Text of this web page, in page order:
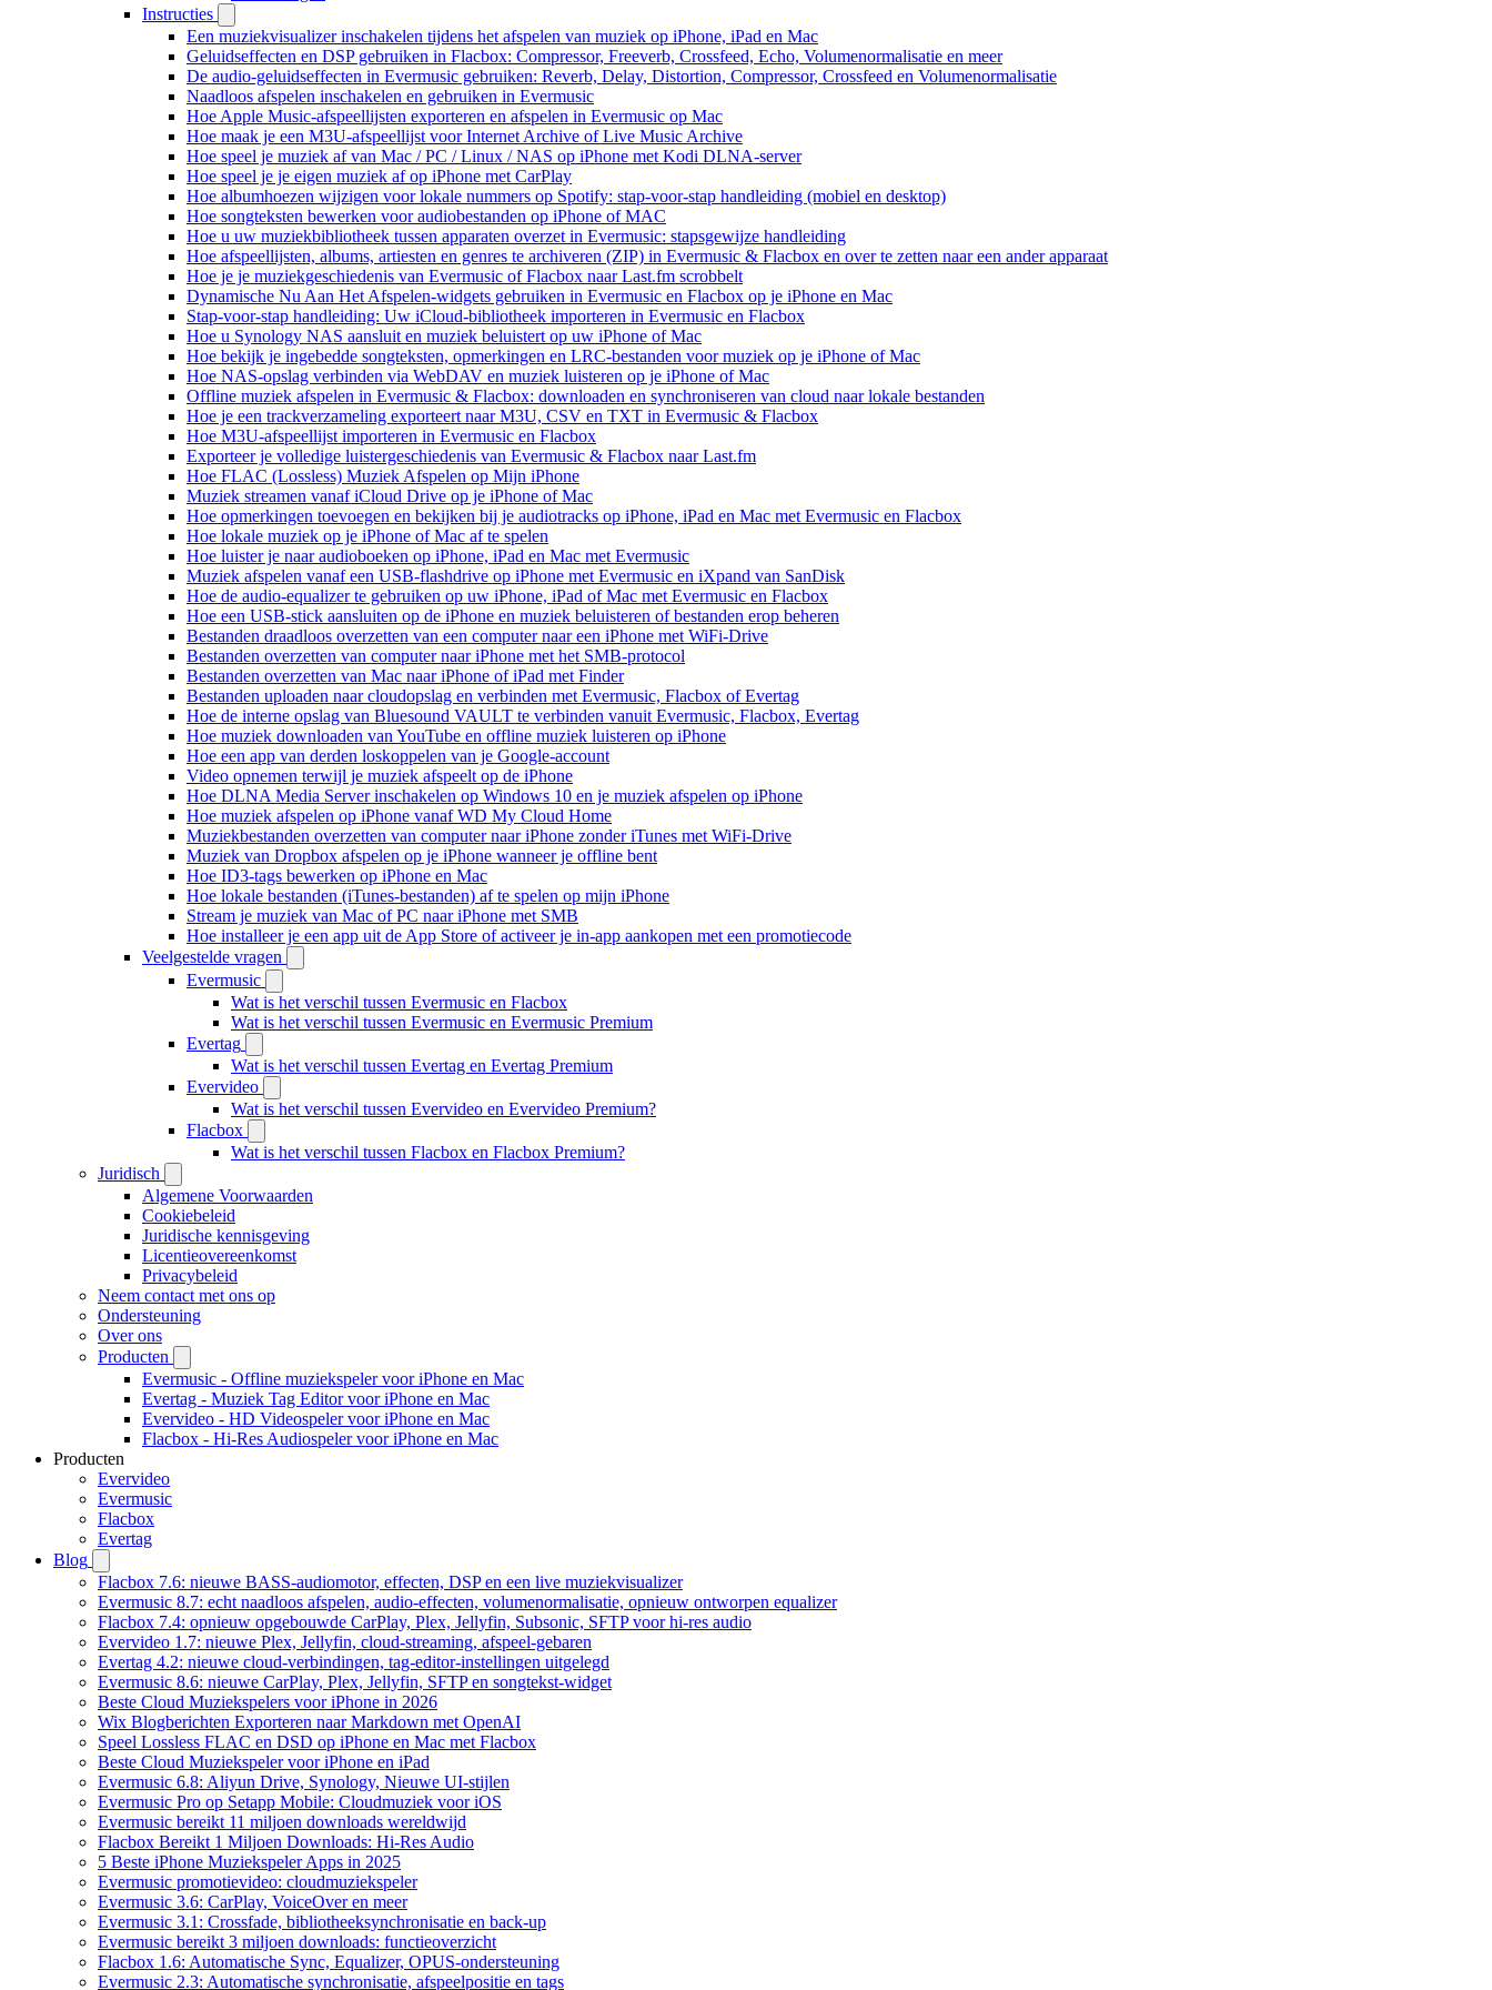
Instructies
Een muziekvisualizer inschakelen tijdens het afspelen van muziek op iPhone, iPad en Mac
Geluidseffecten en DSP gebruiken in Flacbox: Compressor, Freeverb, Crossfeed, Echo, Volumenormalisatie en meer
De audio-geluidseffecten in Evermusic gebruiken: Reverb, Delay, Distortion, Compressor, Crossfeed en Volumenormalisatie
Naadloos afspelen inschakelen en gebruiken in Evermusic
Hoe Apple Music-afspeellijsten exporteren en afspelen in Evermusic op Mac
Hoe maak je een M3U-afspeellijst voor Internet Archive of Live Music Archive
Hoe speel je muziek af van Mac / PC / Linux / NAS op iPhone met Kodi DLNA-server
Hoe speel je je eigen muziek af op iPhone met CarPlay
Hoe albumhoezen wijzigen voor lokale nummers op Spotify: stap-voor-stap handleiding (mobiel en desktop)
Hoe songteksten bewerken voor audiobestanden op iPhone of MAC
Hoe u uw muziekbibliotheek tussen apparaten overzet in Evermusic: stapsgewijze handleiding
Hoe afspeellijsten, albums, artiesten en genres te archiveren (ZIP) in Evermusic & Flacbox en over te zetten naar een ander apparaat
Hoe je je muziekgeschiedenis van Evermusic of Flacbox naar Last.fm scrobbelt
Dynamische Nu Aan Het Afspelen-widgets gebruiken in Evermusic en Flacbox op je iPhone en Mac
Stap-voor-stap handleiding: Uw iCloud-bibliotheek importeren in Evermusic en Flacbox
Hoe u Synology NAS aansluit en muziek beluistert op uw iPhone of Mac
Hoe bekijk je ingebedde songteksten, opmerkingen en LRC-bestanden voor muziek op je iPhone of Mac
Hoe NAS-opslag verbinden via WebDAV en muziek luisteren op je iPhone of Mac
Offline muziek afspelen in Evermusic & Flacbox: downloaden en synchroniseren van cloud naar lokale bestanden
Hoe je een trackverzameling exporteert naar M3U, CSV en TXT in Evermusic & Flacbox
Hoe M3U-afspeellijst importeren in Evermusic en Flacbox
Exporteer je volledige luistergeschiedenis van Evermusic & Flacbox naar Last.fm
Hoe FLAC (Lossless) Muziek Afspelen op Mijn iPhone
Muziek streamen vanaf iCloud Drive op je iPhone of Mac
Hoe opmerkingen toevoegen en bekijken bij je audiotracks op iPhone, iPad en Mac met Evermusic en Flacbox
Hoe lokale muziek op je iPhone of Mac af te spelen
Hoe luister je naar audioboeken op iPhone, iPad en Mac met Evermusic
Muziek afspelen vanaf een USB-flashdrive op iPhone met Evermusic en iXpand van SanDisk
Hoe de audio-equalizer te gebruiken op uw iPhone, iPad of Mac met Evermusic en Flacbox
Hoe een USB-stick aansluiten op de iPhone en muziek beluisteren of bestanden erop beheren
Bestanden draadloos overzetten van een computer naar een iPhone met WiFi-Drive
Bestanden overzetten van computer naar iPhone met het SMB-protocol
Bestanden overzetten van Mac naar iPhone of iPad met Finder
Bestanden uploaden naar cloudopslag en verbinden met Evermusic, Flacbox of Evertag
Hoe de interne opslag van Bluesound VAULT te verbinden vanuit Evermusic, Flacbox, Evertag
Hoe muziek downloaden van YouTube en offline muziek luisteren op iPhone
Hoe een app van derden loskoppelen van je Google-account
Video opnemen terwijl je muziek afspeelt op de iPhone
Hoe DLNA Media Server inschakelen op Windows 10 en je muziek afspelen op iPhone
Hoe muziek afspelen op iPhone vanaf WD My Cloud Home
Muziekbestanden overzetten van computer naar iPhone zonder iTunes met WiFi-Drive
Muziek van Dropbox afspelen op je iPhone wanneer je offline bent
Hoe ID3-tags bewerken op iPhone en Mac
Hoe lokale bestanden (iTunes-bestanden) af te spelen op mijn iPhone
Stream je muziek van Mac of PC naar iPhone met SMB
Hoe installeer je een app uit de App Store of activeer je in-app aankopen met een promotiecode
Veelgestelde vragen
Evermusic
Wat is het verschil tussen Evermusic en Flacbox
Wat is het verschil tussen Evermusic en Evermusic Premium
Evertag
Wat is het verschil tussen Evertag en Evertag Premium
Evervideo
Wat is het verschil tussen Evervideo en Evervideo Premium?
Flacbox
Wat is het verschil tussen Flacbox en Flacbox Premium?
Juridisch
Algemene Voorwaarden
Cookiebeleid
Juridische kennisgeving
Licentieovereenkomst
Privacybeleid
Neem contact met ons op
Ondersteuning
Over ons
Producten
Evermusic - Offline muziekspeler voor iPhone en Mac
Evertag - Muziek Tag Editor voor iPhone en Mac
Evervideo - HD Videospeler voor iPhone en Mac
Flacbox - Hi-Res Audiospeler voor iPhone en Mac
Producten
Evervideo
Evermusic
Flacbox
Evertag
Blog
Flacbox 7.6: nieuwe BASS-audiomotor, effecten, DSP en een live muziekvisualizer
Evermusic 8.7: echt naadloos afspelen, audio-effecten, volumenormalisatie, opnieuw ontworpen equalizer
Flacbox 7.4: opnieuw opgebouwde CarPlay, Plex, Jellyfin, Subsonic, SFTP voor hi-res audio
Evervideo 1.7: nieuwe Plex, Jellyfin, cloud-streaming, afspeel-gebaren
Evertag 4.2: nieuwe cloud-verbindingen, tag-editor-instellingen uitgelegd
Evermusic 8.6: nieuwe CarPlay, Plex, Jellyfin, SFTP en songtekst-widget
Beste Cloud Muziekspelers voor iPhone in 2026
Wix Blogberichten Exporteren naar Markdown met OpenAI
Speel Lossless FLAC en DSD op iPhone en Mac met Flacbox
Beste Cloud Muziekspeler voor iPhone en iPad
Evermusic 6.8: Aliyun Drive, Synology, Nieuwe UI-stijlen
Evermusic Pro op Setapp Mobile: Cloudmuziek voor iOS
Evermusic bereikt 11 miljoen downloads wereldwijd
Flacbox Bereikt 1 Miljoen Downloads: Hi-Res Audio
5 Beste iPhone Muziekspeler Apps in 2025
Evermusic promotievideo: cloudmuziekspeler
Evermusic 3.6: CarPlay, VoiceOver en meer
Evermusic 3.1: Crossfade, bibliotheeksynchronisatie en back-up
Evermusic bereikt 3 miljoen downloads: functieoverzicht
Flacbox 1.6: Automatische Sync, Equalizer, OPUS-ondersteuning
Evermusic 2.3: Automatische synchronisatie, afspeelpositie en tags